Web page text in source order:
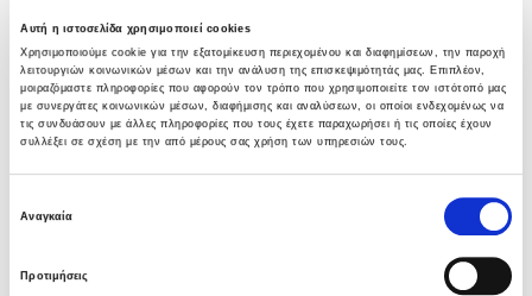
Αυτή η ιστοσελίδα χρησιμοποιεί cookies
Χρησιμοποιούμε cookie για την εξατομίκευση περιεχομένου και διαφημίσεων, την παροχή
λειτουργιών κοινωνικών μέσων και την ανάλυση της επισκεψιμότητάς μας. Επιπλέον,
μοιραζόμαστε πληροφορίες που αφορούν τον τρόπο που χρησιμοποιείτε τον ιστότοπό μας
με συνεργάτες κοινωνικών μέσων, διαφήμισης και αναλύσεων, οι οποίοι ενδεχομένως να
τις συνδυάσουν με άλλες πληροφορίες που τους έχετε παραχωρήσει ή τις οποίες έχουν
συλλέξει σε σχέση με την από μέρους σας χρήση των υπηρεσιών τους.
συγκατάθεσης
Αναγκαία
Προτιμήσεις
Όμιλος AVAX: Ανάληψη έργου κατασκευής
σταθμού παραγωγής ηλεκτρικής ενέργειας
800 ΜW στη Λάρισα
05 ΑΥΓΟΎΣΤΟΥ 2026
Όμιλος AVAX: Νέα σύμβαση με το ΑΝΑΤΟΛΙΑ